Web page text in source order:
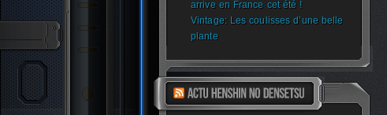
arrive en France cet été !
Vintage: Les coulisses d’une belle
plante